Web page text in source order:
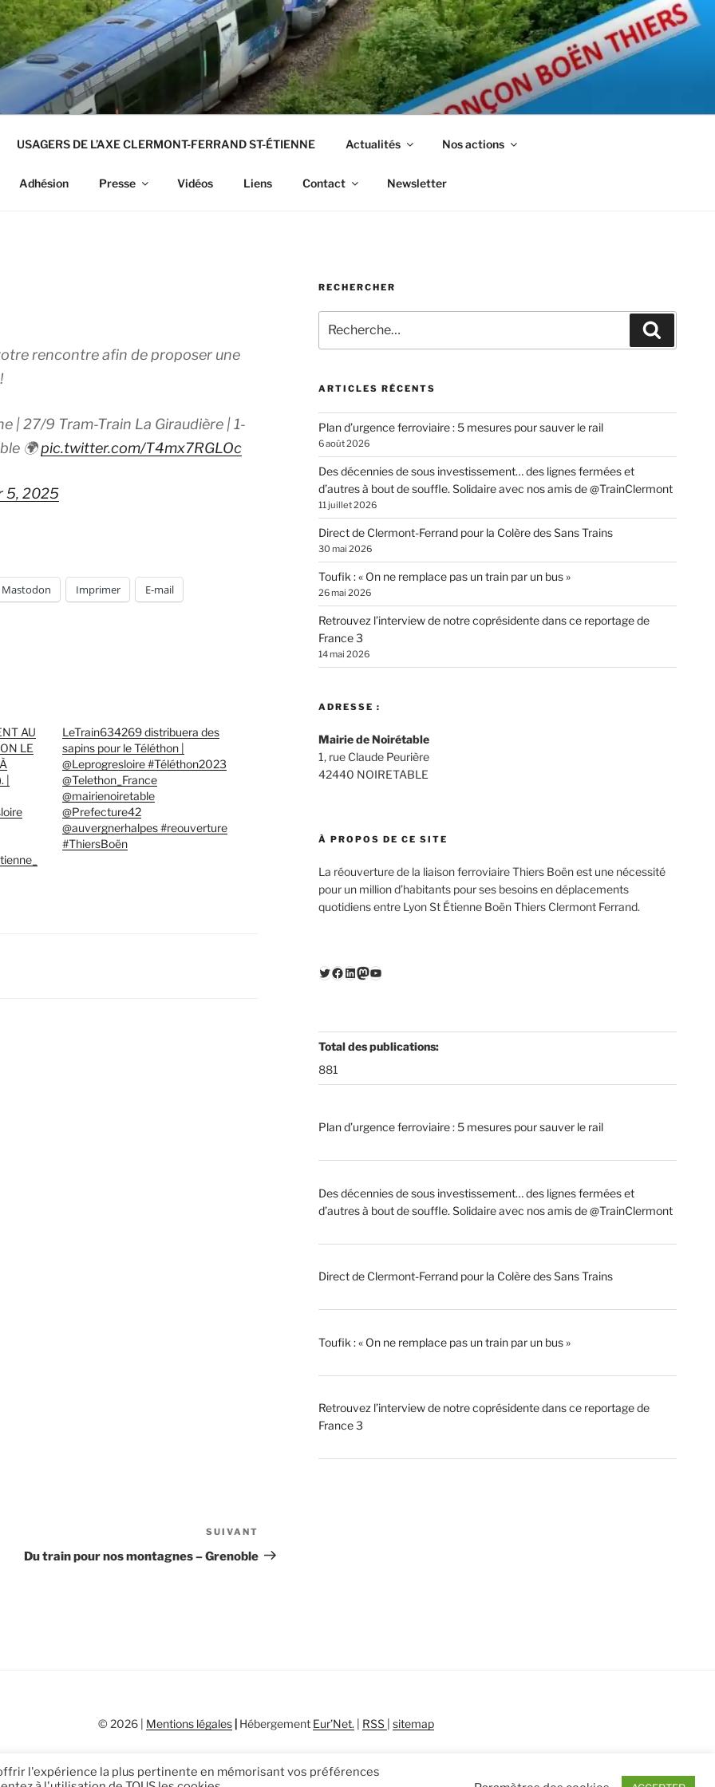
USAGERS DE L’AXE CLERMONT-FERRAND ST-ÉTIENNE Actualités Nos actions
Adhésion Presse Vidéos Liens Contact Newsletter
rencontre afin de proposer une
| 27/9 Tram-Train La Giraudière | 1-
🌍pic.twitter.com/T4mx7RGLOc
5, 2025
Mastodon Imprimer E-mail
AU
LE
LeTrain634269 distribuera des
sapins pour le Téléthon |
@Leprogresloire #Téléthon2023
@Telethon_France
@mairienoiretable
@Prefecture42
@auvergnerhalpes #reouverture
#ThiersBoën
suivant
SUIVANT
Du train pour nos montagnes – Grenoble
RECHERCHER
pour
:
ARTICLES RÉCENTS
Plan d’urgence ferroviaire : 5 mesures pour sauver le rail
6 août 2026
Des décennies de sous investissement… des lignes fermées et
d’autres à bout de souffle. Solidaire avec nos amis de @TrainClermont
11 juillet 2026
Direct de Clermont-Ferrand pour la Colère des Sans Trains
30 mai 2026
Toufik : « On ne remplace pas un train par un bus »
26 mai 2026
Retrouvez l’interview de notre coprésidente dans ce reportage de
France 3
14 mai 2026
ADRESSE :
Mairie de Noirétable
1, rue Claude Peurière
42440 NOIRETABLE
À PROPOS DE CE SITE
La réouverture de la liaison ferroviaire Thiers Boën est une nécessité
pour un million d’habitants pour ses besoins en déplacements
quotidiens entre Lyon St Étienne Boën Thiers Clermont Ferrand.
Twitter
Facebook
LinkedIn
Mastodon
YouTube
Total des publications:
881
Plan d’urgence ferroviaire : 5 mesures pour sauver le rail
Des décennies de sous investissement… des lignes fermées et
d’autres à bout de souffle. Solidaire avec nos amis de @TrainClermont
Direct de Clermont-Ferrand pour la Colère des Sans Trains
Toufik : « On ne remplace pas un train par un bus »
Retrouvez l’interview de notre coprésidente dans ce reportage de
France 3
© 2026 | Mentions légales | Hébergement Eur’Net. RSS |sitemap
l'expérience la plus pertinente en mémorisant vos préférences